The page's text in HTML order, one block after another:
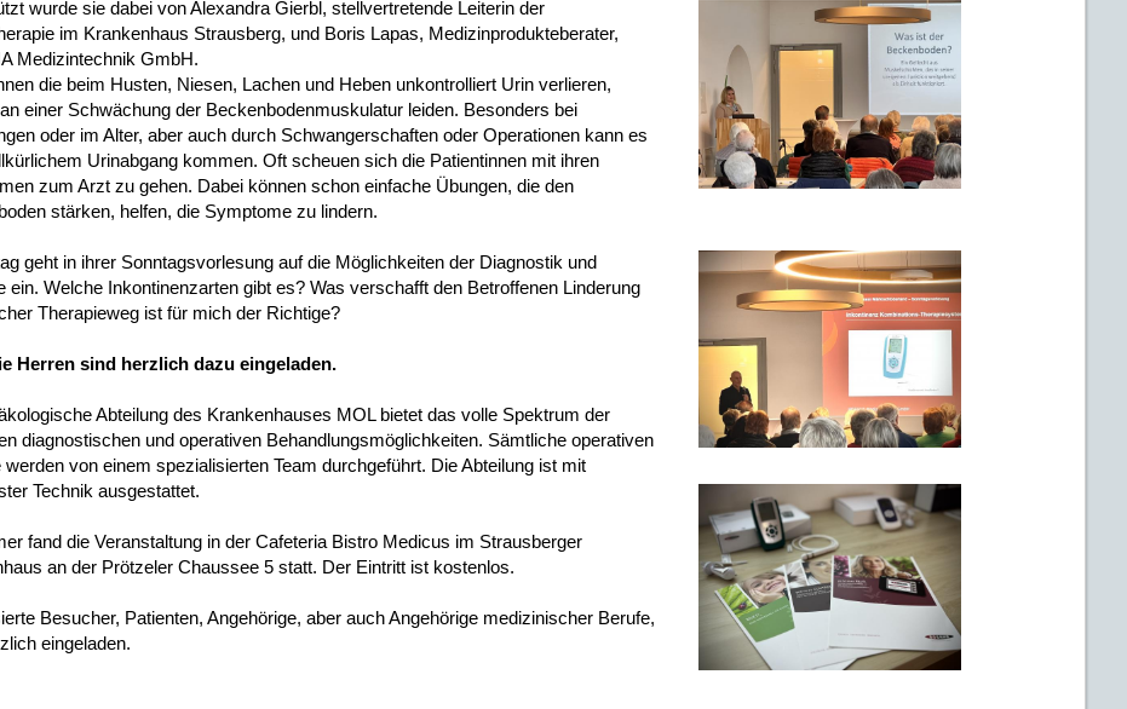
wurde sie dabei von Alexandra Gierbl, stellvertretende Leiterin der
im Krankenhaus Strausberg, und Boris Lapas, Medizinprodukteberater,
Medizintechnik GmbH.
die beim Husten, Niesen, Lachen und Heben unkontrolliert Urin verlieren,
einer Schwächung der Beckenbodenmuskulatur leiden. Besonders bei
oder im Alter, aber auch durch Schwangerschaften oder Operationen kann es
Urinabgang kommen. Oft scheuen sich die Patientinnen mit ihren
zum Arzt zu gehen. Dabei können schon einfache Übungen, die den
stärken, helfen, die Symptome zu lindern.
geht in ihrer Sonntagsvorlesung auf die Möglichkeiten der Diagnostik und
ein. Welche Inkontinenzarten gibt es? Was verschafft den Betroffenen Linderung
Therapieweg ist für mich der Richtige?
Herren sind herzlich dazu eingeladen.
Abteilung des Krankenhauses MOL bietet das volle Spektrum der
diagnostischen und operativen Behandlungsmöglichkeiten. Sämtliche operativen
werden von einem spezialisierten Team durchgeführt. Die Abteilung ist mit
Technik ausgestattet.
fand die Veranstaltung in der Cafeteria Bistro Medicus im Strausberger
an der Prötzeler Chaussee 5 statt. Der Eintritt ist kostenlos.
Besucher, Patienten, Angehörige, aber auch Angehörige medizinischer Berufe,
eingeladen.